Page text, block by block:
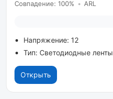
Совпадение: 100% • ARL
Напряжение: 12
Тип: Светодиодные ленты
Открыть